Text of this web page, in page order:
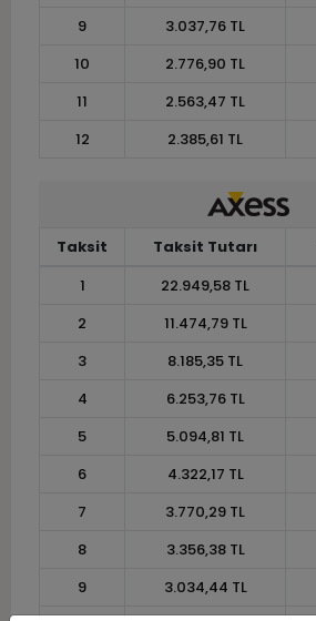
9
3.037,76 TL
10
2.776,90 TL
11
2.563,47 TL
12
2.385,61 TL
Taksit Taksit Tutarı
1
22.949,58 TL
2
11.474,79 TL
3
8.185,35 TL
4
6.253,76 TL
5
5.094,81 TL
6
4.322,17 TL
7
3.770,29 TL
8
3.356,38 TL
9
3.034,44 TL